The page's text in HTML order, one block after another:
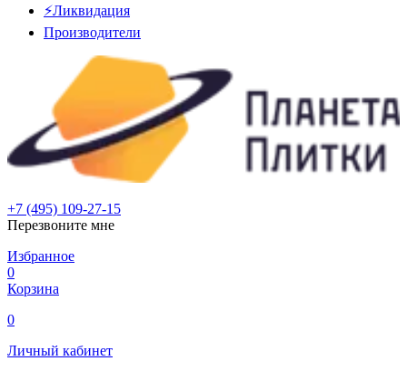
⚡Ликвидация
Производители
+7 (495) 109-27-15
Перезвоните мне
Избранное
0
Корзина
0
Личный кабинет